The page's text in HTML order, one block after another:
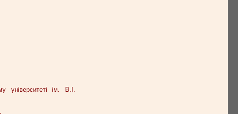
університеті ім. В.І.